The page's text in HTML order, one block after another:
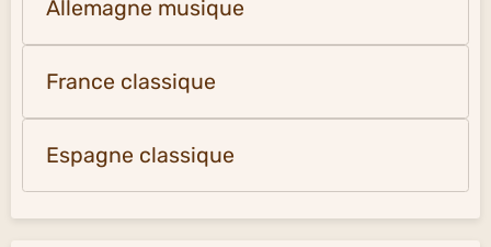
Allemagne musique
France classique
Espagne classique